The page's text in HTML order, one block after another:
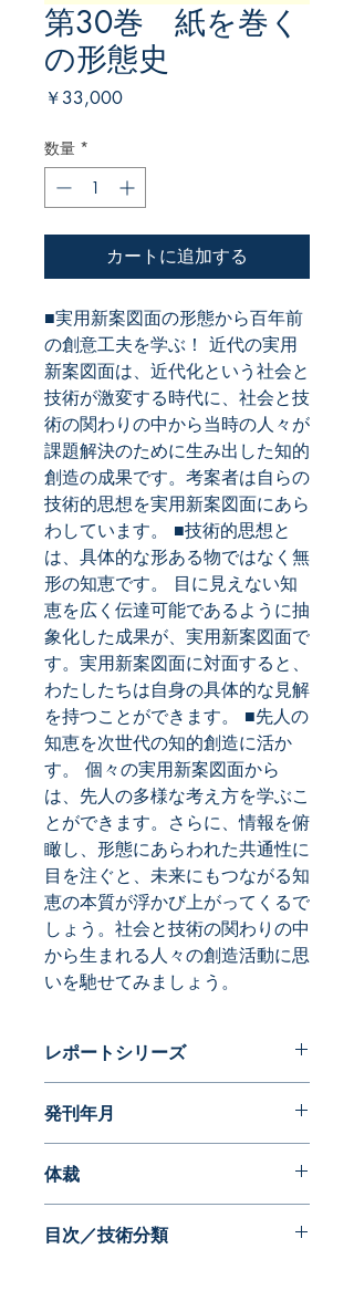
第30巻 紙を巻く
の形態史
￥33,000価
数量 *
カートに追加する
■実用新案図面の形態から百年前
の創意工夫を学ぶ！ 近代の実用
新案図面は、近代化という社会と
技術が激変する時代に、社会と技
術の関わりの中から当時の人々が
課題解決のために生み出した知的
創造の成果です。考案者は自らの
技術的思想を実用新案図面にあら
わしています。 ■技術的思想と
は、具体的な形ある物ではなく無
形の知恵です。 目に見えない知
恵を広く伝達可能であるように抽
象化した成果が、実用新案図面で
す。実用新案図面に対面すると、
わたしたちは自身の具体的な見解
を持つことができます。 ■先人の
知恵を次世代の知的創造に活か
す。 個々の実用新案図面から
は、先人の多様な考え方を学ぶこ
とができます。さらに、情報を俯
瞰し、形態にあらわれた共通性に
目を注ぐと、未来にもつながる知
恵の本質が浮かび上がってくるで
しょう。社会と技術の関わりの中
から生まれる人々の創造活動に思
いを馳せてみましょう。
レポートシリーズ
新案編
発刊年月
体裁
目次／技術分類